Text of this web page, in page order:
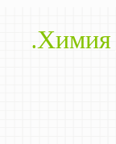
.Химия